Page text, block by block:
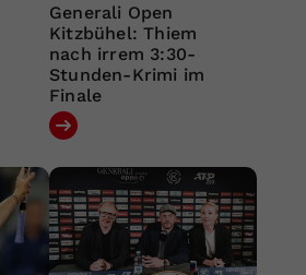
Generali Open
Kitzbühel: Thiem
nach irrem 3:30-
Stunden-Krimi im
Finale